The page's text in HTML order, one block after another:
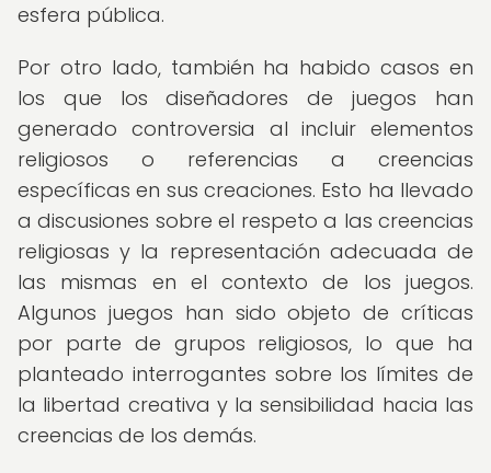
esfera pública.
Por otro lado, también ha habido casos en
los que los diseñadores de juegos han
generado controversia al incluir elementos
religiosos o referencias a creencias
específicas en sus creaciones. Esto ha llevado
a discusiones sobre el respeto a las creencias
religiosas y la representación adecuada de
las mismas en el contexto de los juegos.
Algunos juegos han sido objeto de críticas
por parte de grupos religiosos, lo que ha
planteado interrogantes sobre los límites de
la libertad creativa y la sensibilidad hacia las
creencias de los demás.